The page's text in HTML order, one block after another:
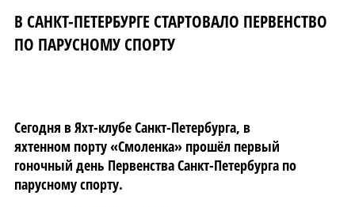
В САНКТ-ПЕТЕРБУРГЕ СТАРТОВАЛО ПЕРВЕНСТВО
ПО ПАРУСНОМУ СПОРТУ
Сегодня в Яхт-клубе Санкт-Петербурга, в
яхтенном порту «Смоленка» прошёл первый
гоночный день Первенства Санкт-Петербурга по
парусному спорту.